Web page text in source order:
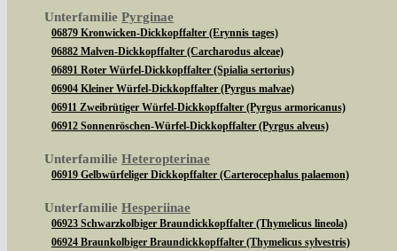
Unterfamilie Pyrginae
06879 Kronwicken-Dickkopffalter (Erynnis tages)
06882 Malven-Dickkopffalter (Carcharodus alceae)
06891 Roter Würfel-Dickkopffalter (Spialia sertorius)
06904 Kleiner Würfel-Dickkopffalter (Pyrgus malvae)
06911 Zweibrütiger Würfel-Dickkopffalter (Pyrgus armoricanus)
06912 Sonnenröschen-Würfel-Dickkopffalter (Pyrgus alveus)
Unterfamilie Heteropterinae
06919 Gelbwürfeliger Dickkopffalter (Carterocephalus palaemon)
Unterfamilie Hesperiinae
06923 Schwarzkolbiger Braundickkopffalter (Thymelicus lineola)
06924 Braunkolbiger Braundickkopffalter (Thymelicus sylvestris)